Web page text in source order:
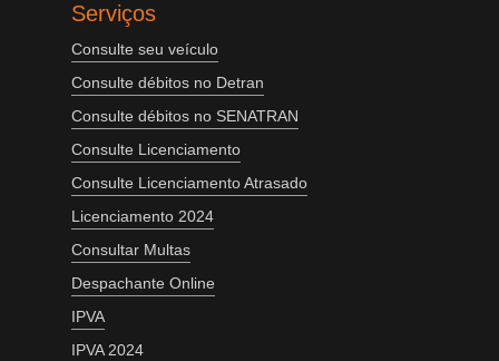
Serviços
Consulte seu veículo
Consulte débitos no Detran
Consulte débitos no SENATRAN
Consulte Licenciamento
Consulte Licenciamento Atrasado
Licenciamento 2024
Consultar Multas
Despachante Online
IPVA
IPVA 2024